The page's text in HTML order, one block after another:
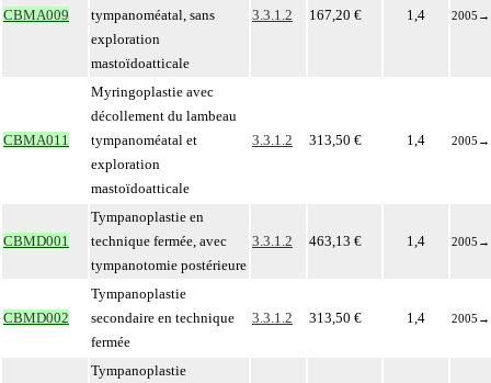
CBMA009
tympanoméatal, sans
exploration
mastoïdoatticale
3.3.1.2 167,20 € 1,4 2005 →
CBMA011
Myringoplastie avec
décollement du lambeau
tympanoméatal et
exploration
mastoïdoatticale
3.3.1.2 313,50 € 1,4 2005 →
CBMD001
Tympanoplastie en
technique fermée, avec
tympanotomie postérieure
3.3.1.2 463,13 € 1,4 2005 →
CBMD002
Tympanoplastie
secondaire en technique
fermée
3.3.1.2 313,50 € 1,4 2005 →
Tympanoplastie